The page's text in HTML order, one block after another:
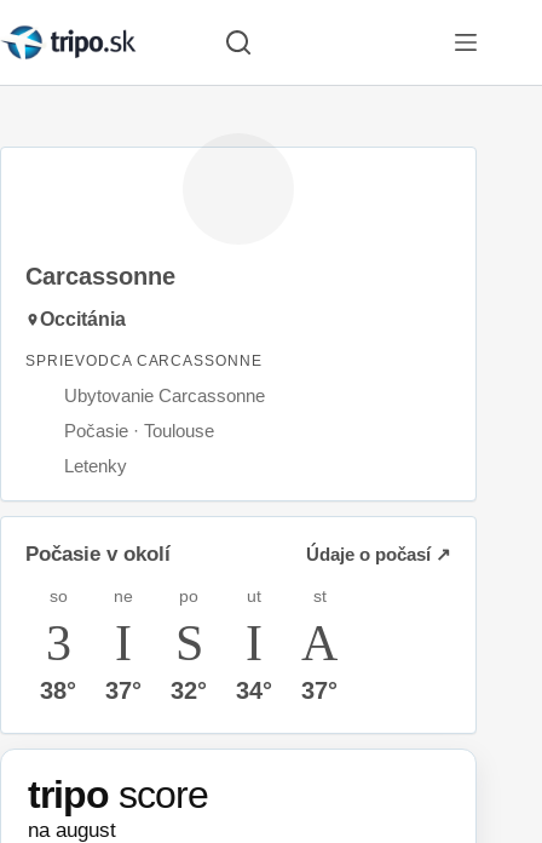
to
Carcassonne
Occitánia
SPRIEVODCA CARCASSONNE
Ubytovanie Carcassonne
Počasie · Toulouse
Letenky
Počasie v okolí Údaje o počasí ↗
so
38°
ne
37°
po
32°
ut
34°
st
37°
tripo score
na august